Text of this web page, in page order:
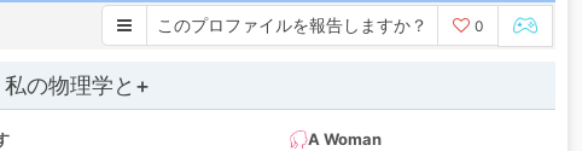
このプロファイルを報告しますか？ 0
私の物理学と+
A Woman